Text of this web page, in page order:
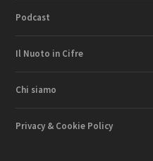
Podcast
Il Nuoto in Cifre
Chi siamo
Privacy & Cookie Policy